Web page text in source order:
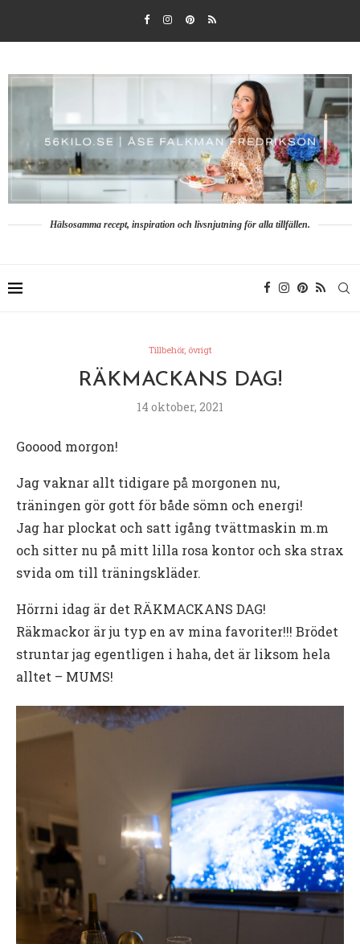
Hälsosamma recept, inspiration och livsnjutning för alla tillfällen.
Tillbehör, övrigt
RÄKMACKANS DAG!
14 oktober, 2021
Gooood morgon!
Jag vaknar allt tidigare på morgonen nu,
träningen gör gott för både sömn och energi!
Jag har plockat och satt igång tvättmaskin m.m
och sitter nu på mitt lilla rosa kontor och ska strax
svida om till träningskläder.
Hörrni idag är det RÄKMACKANS DAG!
Räkmackor är ju typ en av mina favoriter!!! Brödet
struntar jag egentligen i haha, det är liksom hela
alltet – MUMS!